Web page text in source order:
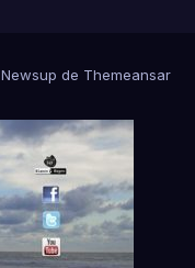
Newsup de Themeansar